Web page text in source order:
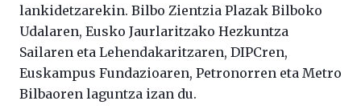
lankidetzarekin. Bilbo Zientzia Plazak Bilboko
Udalaren, Eusko Jaurlaritzako Hezkuntza
Sailaren eta Lehendakaritzaren, DIPCren,
Euskampus Fundazioaren, Petronorren eta Metro
Bilbaoren laguntza izan du.